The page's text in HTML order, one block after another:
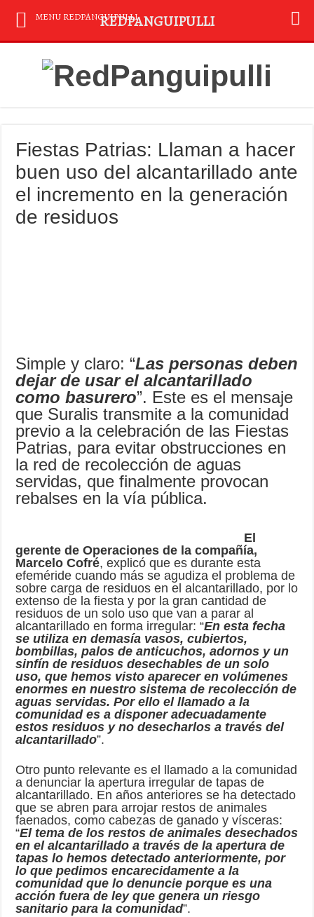
Fiestas Patrias: Llaman a hacer
buen uso del alcantarillado ante
el incremento en la generación
de residuos
Simple y claro: “Las personas deben
dejar de usar el alcantarillado
como basurero”. Este es el mensaje
que Suralis transmite a la comunidad
previo a la celebración de las Fiestas
Patrias, para evitar obstrucciones en
la red de recolección de aguas
servidas, que finalmente provocan
rebalses en la vía pública.
El
gerente de Operaciones de la compañía,
Marcelo Cofré, explicó que es durante esta
efeméride cuando más se agudiza el problema de
sobre carga de residuos en el alcantarillado, por lo
extenso de la fiesta y por la gran cantidad de
residuos de un solo uso que van a parar al
alcantarillado en forma irregular: “En esta fecha
se utiliza en demasía vasos, cubiertos,
bombillas, palos de anticuchos, adornos y un
sinfín de residuos desechables de un solo
uso, que hemos visto aparecer en volúmenes
enormes en nuestro sistema de recolección de
aguas servidas. Por ello el llamado a la
comunidad es a disponer adecuadamente
estos residuos y no desecharlos a través del
alcantarillado”.
Otro punto relevante es el llamado a la comunidad
a denunciar la apertura irregular de tapas de
alcantarillado. En años anteriores se ha detectado
que se abren para arrojar restos de animales
faenados, como cabezas de ganado y vísceras:
“El tema de los restos de animales desechados
en el alcantarillado a través de la apertura de
tapas lo hemos detectado anteriormente, por
lo que pedimos encarecidamente a la
comunidad que lo denuncie porque es una
acción fuera de ley que genera un riesgo
sanitario para la comunidad”.
MENU REDPANGUIPULLIREDPANGUIPULLI